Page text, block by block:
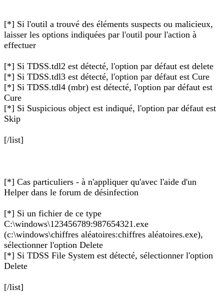
[*] Si l'outil a trouvé des éléments suspects ou malicieux,
laisser les options indiquées par l'outil pour l'action à
effectuer
[*] Si TDSS.tdl2 est détecté, l'option par défaut est delete
[*] Si TDSS.tdl3 est détecté, l'option par défaut est Cure
[*] Si TDSS.tdl4 (mbr) est détecté, l'option par défaut est
Cure
[*] Si Suspicious object est indiqué, l'option par défaut est
Skip
[/list]
[*] Cas particuliers - à n'appliquer qu'avec l'aide d'un
Helper dans le forum de désinfection
[*] Si un fichier de ce type
C:\windows\123456789:987654321.exe
(c:\windows\chiffres aléatoires:chiffres aléatoires.exe),
sélectionner l'option Delete
[*] Si TDSS File System est détecté, sélectionner l'option
Delete
[/list]